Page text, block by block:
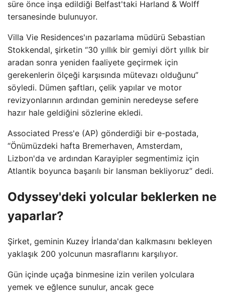
süre önce inşa edildiği Belfast'taki Harland & Wolff
tersanesinde bulunuyor.
Villa Vie Residences'ın pazarlama müdürü Sebastian
Stokkendal, şirketin “30 yıllık bir gemiyi dört yıllık bir
aradan sonra yeniden faaliyete geçirmek için
gerekenlerin ölçeği karşısında mütevazı olduğunu”
söyledi. Dümen şaftları, çelik yapılar ve motor
revizyonlarının ardından geminin neredeyse sefere
hazır hale geldiğini sözlerine ekledi.
Associated Press'e (AP) gönderdiği bir e-postada,
“Önümüzdeki hafta Bremerhaven, Amsterdam,
Lizbon'da ve ardından Karayipler segmentimiz için
Atlantik boyunca başarılı bir lansman bekliyoruz” dedi.
Odyssey'deki yolcular beklerken ne
yaparlar?
Şirket, geminin Kuzey İrlanda'dan kalkmasını bekleyen
yaklaşık 200 yolcunun masraflarını karşılıyor.
Gün içinde uçağa binmesine izin verilen yolculara
yemek ve eğlence sunulur, ancak gece